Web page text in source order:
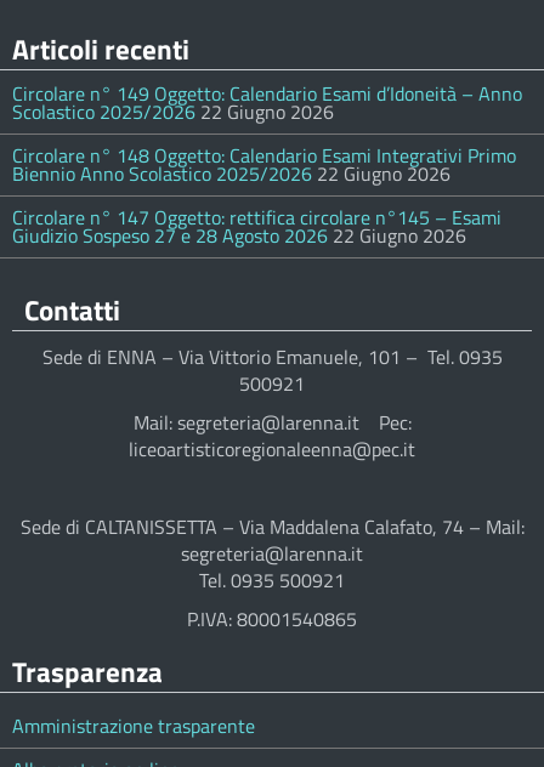
Articoli recenti
Circolare n° 149 Oggetto: Calendario Esami d’Idoneità – Anno
Scolastico 2025/2026 22 Giugno 2026
Circolare n° 148 Oggetto: Calendario Esami Integrativi Primo
Biennio Anno Scolastico 2025/2026 22 Giugno 2026
Circolare n° 147 Oggetto: rettifica circolare n°145 – Esami
Giudizio Sospeso 27 e 28 Agosto 2026 22 Giugno 2026
Contatti
Sede di ENNA – Via Vittorio Emanuele, 101 – Tel. 0935
500921
Mail: segreteria@larenna.it Pec:
liceoartisticoregionaleenna@pec.it
Sede di CALTANISSETTA – Via Maddalena Calafato, 74 – Mail:
segreteria@larenna.it
Tel. 0935 500921
P.IVA: 80001540865
Trasparenza
Amministrazione trasparente